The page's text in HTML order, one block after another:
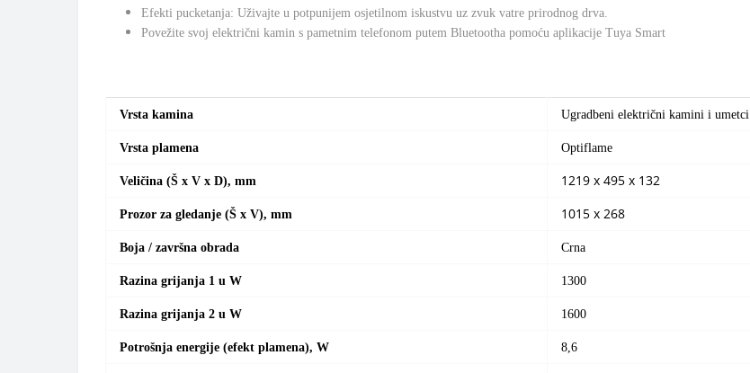
Efekti pucketanja: Uživajte u potpunijem osjetilnom iskustvu uz zvuk vatre prirodnog drva.
Povežite svoj električni kamin s pametnim telefonom putem Bluetootha pomoću aplikacije Tuya Smart
Vrsta kamina Ugradbeni električni kamini i umetci
Vrsta plamena Optiflame
Veličina (Š x V x D), mm 1219 x 495 x 132
Prozor za gledanje (Š x V), mm 1015 x 268
Boja / završna obrada Crna
Razina grijanja 1 u W 1300
Razina grijanja 2 u W 1600
Potrošnja energije (efekt plamena), W 8,6